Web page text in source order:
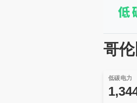
哥
低碳电力